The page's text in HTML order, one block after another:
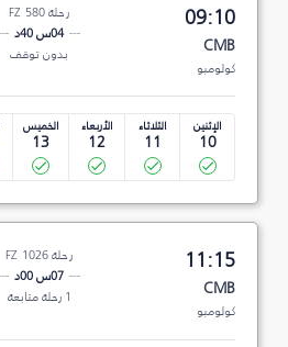
09:10
CMB
كولومبو
رحلة FZ 580
04س 40د
بدون توقف
الإثنين
10
الثلاثاء
11
الأربعاء
12
الخميس
13
11:15
CMB
كولومبو
رحلة FZ 1026
07س 00د
1 رحلة متابعة